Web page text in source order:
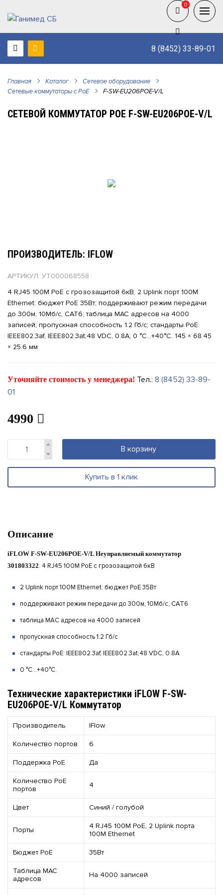
8 (8452) 33-89-01
0
0
Главная Каталог
Сетевое оборудование
Сетевые коммутаторы с РоЕ
F-SW-EU206POE-V/L
СЕТЕВОЙ КОММУТАТОР РОЕ F-SW-EU206POE-V/L
ПРОИЗВОДИТЕЛЬ: IFLOW
АРТИКУЛ: УТ000068558
4 RJ45 100M PoE с грозозащитой 6кВ; 2 Uplink порт 100М
Ethernet: бюджет PoE 35Вт; поддерживают режим передачи
до 300м, 10Мб/с, CAT6; таблица MAC адресов на 4000
записей; пропускная способность 1.2 Гб/с; стандарты PoE:
IEEE802.3af, IEEE802.3at;48 VDC, 0.8A; 0 °C...+40°C. 145 × 68.45
× 25.6 мм
Уточняйте стоимость у менеджера! Тел.: 8 (8452) 33-89-
01
4990
В корзину
Купить в 1 клик
Описание
iFLOW F-SW-EU206POE-V/L Неуправляемый коммутатор
301803322. 4 RJ45 100M PoE с грозозащитой 6кВ
2 Uplink порт 100М Ethernet: бюджет PoE 35Вт
поддерживают режим передачи до 300м, 10Мб/с, CAT6
таблица MAC адресов на 4000 записей
пропускная способность 1.2 Гб/с
стандарты PoE: IEEE802.3af, IEEE802.3at;48 VDC, 0.8A
0 °C...+40°C.
Технические характеристики iFLOW F-SW-
EU206POE-V/L Коммутатор
Производитель IFlow
Количество портов 6
Поддержка PoE Да
Количество PoE
портов
4
Цвет Синий / голубой
Порты
4 RJ45 100М PoE, 2 Uplink порта
100М Ethernet
Бюджет PoE 35Вт
Таблица MAC
адресов
На 4000 записей